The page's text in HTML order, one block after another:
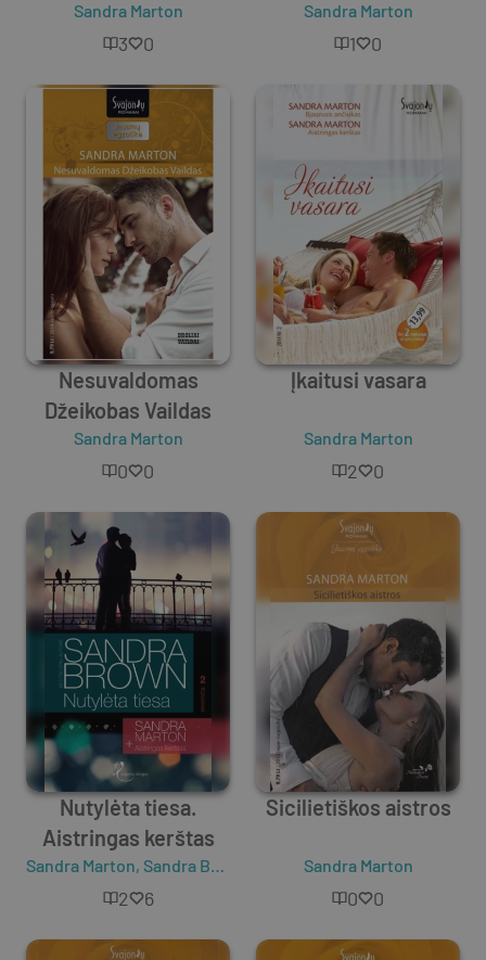
Sandra Marton
3 0
Sandra Marton
1 0
Nesuvaldomas
Džeikobas Vaildas
Sandra Marton
0 0
Įkaitusi vasara
Sandra Marton
2 0
Nutylėta tiesa.
Aistringas kerštas
Sandra Marton, Sandra Brown
2 6
Sicilietiškos aistros
Sandra Marton
0 0